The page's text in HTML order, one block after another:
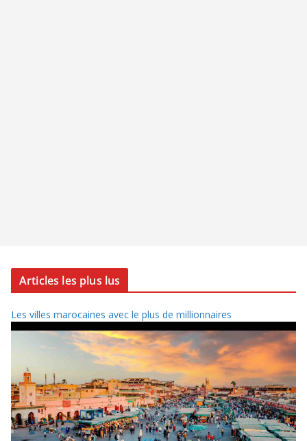
Articles les plus lus
Les villes marocaines avec le plus de millionnaires